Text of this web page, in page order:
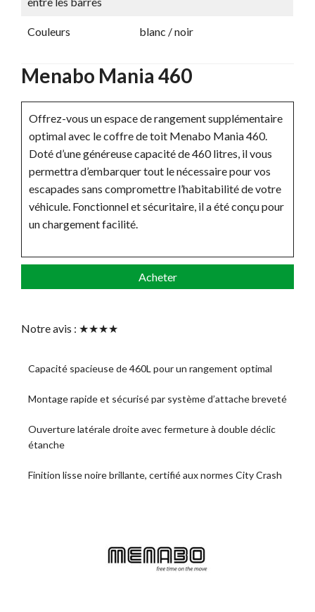
Couleurs blanc / noir
Menabo Mania 460
Offrez-vous un espace de rangement supplémentaire
optimal avec le coffre de toit Menabo Mania 460.
Doté d’une généreuse capacité de 460 litres, il vous
permettra d’embarquer tout le nécessaire pour vos
escapades sans compromettre l’habitabilité de votre
véhicule. Fonctionnel et sécuritaire, il a été conçu pour
un chargement facilité.
Acheter
Notre avis : ★★★★
Capacité spacieuse de 460L pour un rangement optimal
Montage rapide et sécurisé par système d’attache breveté
Ouverture latérale droite avec fermeture à double déclic
étanche
Finition lisse noire brillante, certifié aux normes City Crash